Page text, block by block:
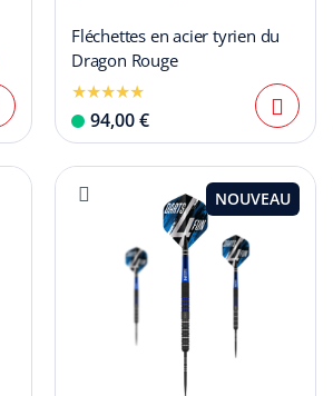
Fléchettes en acier tyrien du
Dragon Rouge
94,00 €
NOUVEAU